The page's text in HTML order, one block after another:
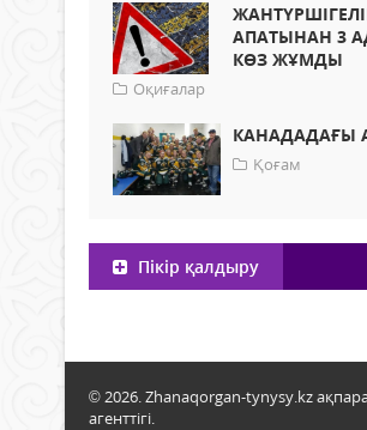
АПАТЫНАН 3
КӨЗ ЖҰМДЫ
Оқиғалар
КАНАДАДАҒЫ
Қоғам
Пікір қалдыру
© 2026. Zhanaqorgan-tynysy.kz
агенттігі.